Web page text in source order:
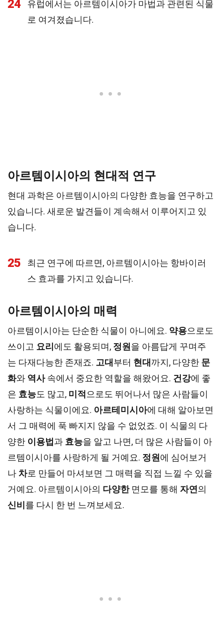
24
유럽에서는 아르템이시아가 마법과 관련된 식물
로 여겨졌습니다.
아르템이시아의 현대적 연구
현대 과학은 아르템이시아의 다양한 효능을 연구하고
있습니다. 새로운 발견들이 계속해서 이루어지고 있
습니다.
25
최근 연구에 따르면, 아르템이시아는 항바이러
스 효과를 가지고 있습니다.
아르템이시아의 매력
아르템이시아는 단순한 식물이 아니에요. 약용으로도
쓰이고 요리 에도 활용되며, 정원 을 아름답게 꾸며주
는 다재다능한 존재죠. 고대 부터 현대 까지, 다양한 문
화와 역사속에서 중요한 역할을 해왔어요. 건강에 좋
은 효능도 많고, 미적 으로도 뛰어나서 많은 사람들이
사랑하는 식물이에요. 아르테미시아에 대해 알아보면
서 그 매력에 푹 빠지지 않을 수 없었죠. 이 식물의 다
양한 이용법 과 효능을 알고 나면, 더 많은 사람들이 아
르템이시아를 사랑하게 될 거예요. 정원 에 심어보거
나 차로 만들어 마셔보면 그 매력을 직접 느낄 수 있을
거예요. 아르템이시아의 다양한면모를 통해 자연 의
신비 를 다시 한 번 느껴보세요.